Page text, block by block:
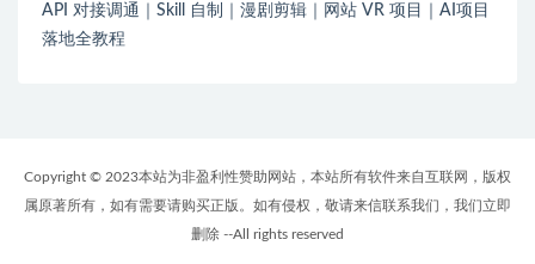
API 对接调通｜Skill 自制｜漫剧剪辑｜网站 VR 项目｜AI项目
落地全教程
Copyright © 2023本站为非盈利性赞助网站，本站所有软件来自互联网，版权
属原著所有，如有需要请购买正版。如有侵权，敬请来信联系我们，我们立即
删除 --All rights reserved